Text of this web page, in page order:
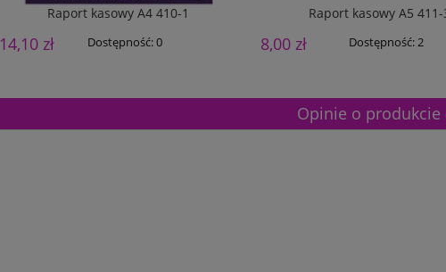
Raport kasowy A4 410-1
14,10 zł Dostępność:0
Raport kasowy A5
8,00 zł Dostępność:2
Opinie o produkcie